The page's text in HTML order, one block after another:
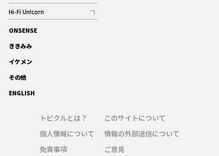
記事
Hi-Fi Un!corn
記事
ギャラリー
ONSENSE
ききみみ
イケメン
その他
ENGLISH
トピクルとは？
個人情報について
免責事項
このサイトについて
情報の外部送信について
ご意見